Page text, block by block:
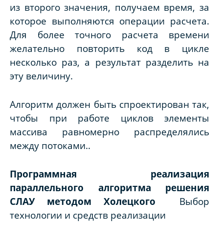
из второго значения, получаем время, за
которое выполняются операции расчета.
Для более точного расчета времени
желательно повторить код в цикле
несколько раз, а результат разделить на
эту величину.
Алгоритм должен быть спроектирован так,
чтобы при работе циклов элементы
массива равномерно распределялись
между потоками..
Программная реализация
параллельного алгоритма решения
СЛАУ методом Холецкого
Выбор
технологии и средств реализации